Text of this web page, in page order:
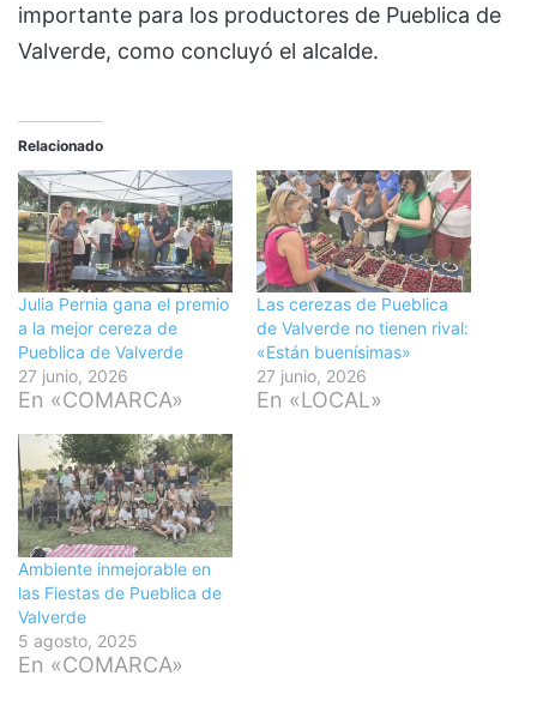
importante para los productores de Pueblica de
Valverde, como concluyó el alcalde.
Relacionado
Julia Pernia gana el premio
a la mejor cereza de
Pueblica de Valverde
27 junio, 2026
En «COMARCA»
Las cerezas de Pueblica
de Valverde no tienen rival:
«Están buenísimas»
27 junio, 2026
En «LOCAL»
Ambiente inmejorable en
las Fiestas de Pueblica de
Valverde
5 agosto, 2025
En «COMARCA»